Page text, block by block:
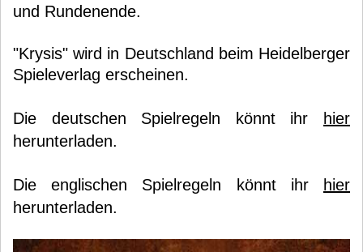
und Rundenende.
"Krysis" wird in Deutschland beim Heidelberger
Spieleverlag erscheinen.
Die deutschen Spielregeln könnt ihr
hier
herunterladen.
Die englischen Spielregeln könnt ihr
hier
herunterladen.